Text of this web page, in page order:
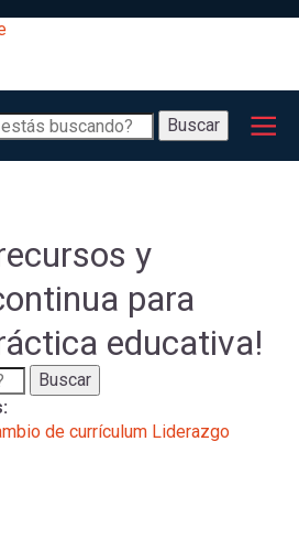
Buscar
y
para
educativa!
Buscar
de currículum Liderazgo
registrarte.
Inicia sesión.